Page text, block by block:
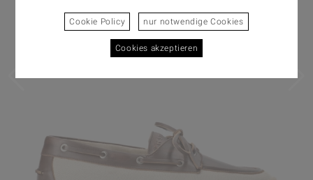
Cookie Policy nur notwendige Cookies
Cookies akzeptieren